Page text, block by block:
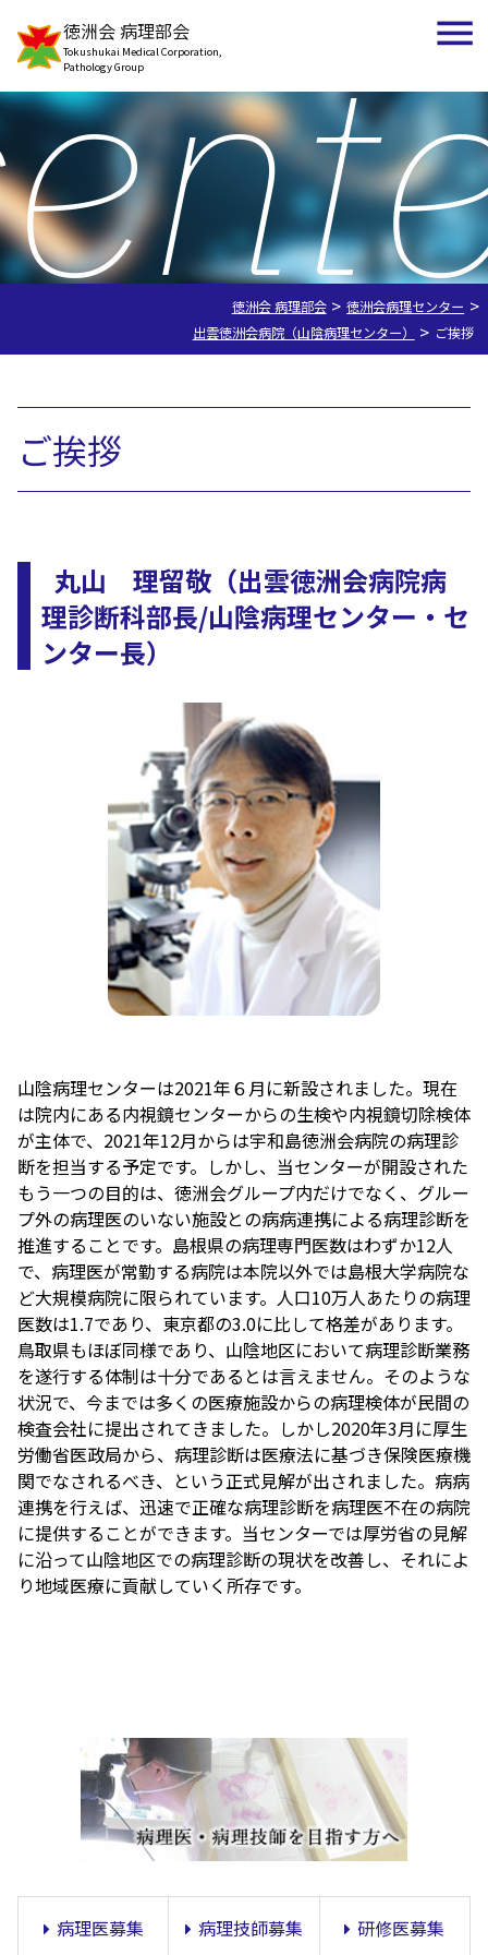
徳洲会 病理部会
Tokushukai Medical Corporation,
Pathology Group
徳洲会病理センター
徳洲会 病理部会 > 徳洲会病理センター >
出雲徳洲会病院（山陰病理センター） > ご挨拶
ご挨拶
丸山 理留敬（出雲徳洲会病院病
理診断科部長/山陰病理センター・セ
ンター長）
山陰病理センターは2021年６月に新設されました。現在
は院内にある内視鏡センターからの生検や内視鏡切除検体
が主体で、2021年12月からは宇和島徳洲会病院の病理診
断を担当する予定です。しかし、当センターが開設された
もう一つの目的は、徳洲会グループ内だけでなく、グルー
プ外の病理医のいない施設との病病連携による病理診断を
推進することです。島根県の病理専門医数はわずか12人
で、病理医が常勤する病院は本院以外では島根大学病院な
ど大規模病院に限られています。人口10万人あたりの病理
医数は1.7であり、東京都の3.0に比して格差があります。
鳥取県もほぼ同様であり、山陰地区において病理診断業務
を遂行する体制は十分であるとは言えません。そのような
状況で、今までは多くの医療施設からの病理検体が民間の
検査会社に提出されてきました。しかし2020年3月に厚生
労働省医政局から、病理診断は医療法に基づき保険医療機
関でなされるべき、という正式見解が出されました。病病
連携を行えば、迅速で正確な病理診断を病理医不在の病院
に提供することができます。当センターでは厚労省の見解
に沿って山陰地区での病理診断の現状を改善し、それによ
り地域医療に貢献していく所存です。
病理医募集 病理技師募集 研修医募集